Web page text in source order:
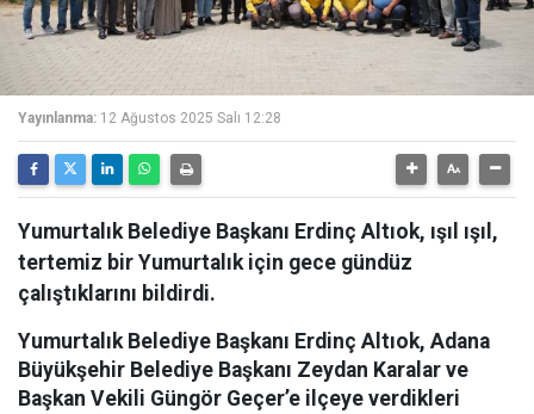
Yayınlanma: 12 Ağustos 2025 Salı 12:28
Yumurtalık Belediye Başkanı Erdinç Altıok, ışıl ışıl,
tertemiz bir Yumurtalık için gece gündüz
çalıştıklarını bildirdi.
Yumurtalık Belediye Başkanı Erdinç Altıok, Adana
Büyükşehir Belediye Başkanı Zeydan Karalar ve
Başkan Vekili Güngör Geçer’e ilçeye verdikleri